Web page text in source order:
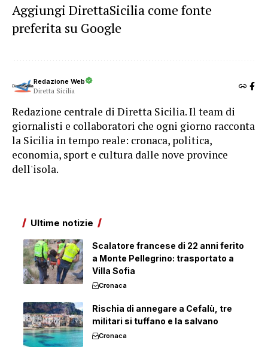
Aggiungi DirettaSicilia come fonte
preferita su Google
Redazione Web
Diretta Sicilia
Redazione centrale di Diretta Sicilia. Il team di
giornalisti e collaboratori che ogni giorno racconta
la Sicilia in tempo reale: cronaca, politica,
economia, sport e cultura dalle nove province
dell'isola.
Ultime notizie
Scalatore francese di 22 anni ferito
a Monte Pellegrino: trasportato a
Villa Sofia
Cronaca
Rischia di annegare a Cefalù, tre
militari si tuffano e la salvano
Cronaca